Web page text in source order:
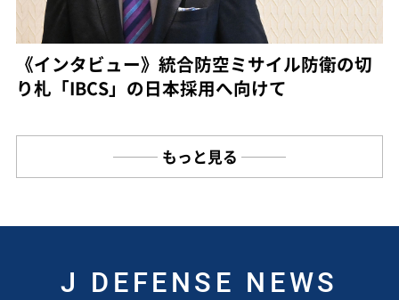
《インタビュー》統合防空ミサイル防衛の切
り札「IBCS」の日本採用へ向けて
もっと見る
J DEFENSE NEWS